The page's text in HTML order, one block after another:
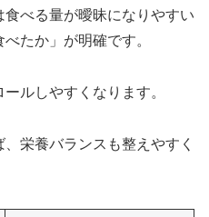
べる量が曖昧になりやすい
たか」が明確です。
ルしやすくなります。
栄養バランスも整えやすく